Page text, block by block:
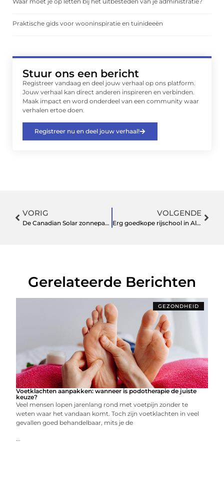
Praktische gids voor wooninspiratie en tuinideeën
Stuur ons een bericht
Registreer vandaag en deel jouw verhaal op ons platform.
Jouw verhaal kan direct anderen inspireren en verbinden.
Maak impact en word onderdeel van een community waar
verhalen ertoe doen.
Registreer nu en deel jouw verhaal!
VORIG
De Canadian Solar zonnepanelen
VOLGENDE
Erg goedkope rijschool in Almelo
Gerelateerde Berichten
GEZONDHEID
Voetklachten aanpakken: wanneer is podotherapie de juiste
keuze?
Veel mensen lopen jarenlang rond met voetpijn zonder te
weten waar het vandaan komt. Toch zijn voetklachten in veel
gevallen goed behandelbaar, mits je de
...